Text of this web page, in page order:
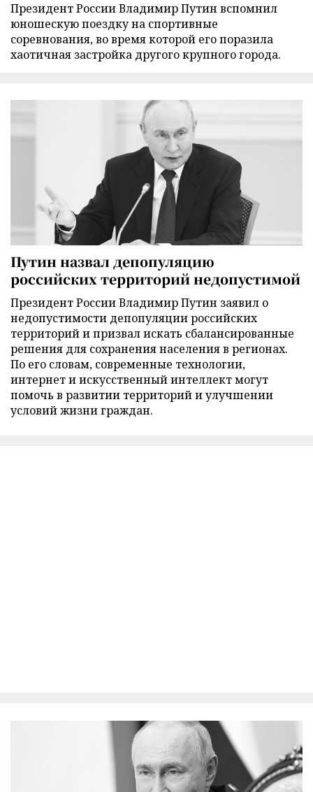
Президент России Владимир Путин вспомнил
юношескую поездку на спортивные
соревнования, во время которой его поразила
хаотичная застройка другого крупного города.
Путин назвал депопуляцию
российских территорий недопустимой
Президент России Владимир Путин заявил о
недопустимости депопуляции российских
территорий и призвал искать сбалансированные
решения для сохранения населения в регионах.
По его словам, современные технологии,
интернет и искусственный интеллект могут
помочь в развитии территорий и улучшении
условий жизни граждан.